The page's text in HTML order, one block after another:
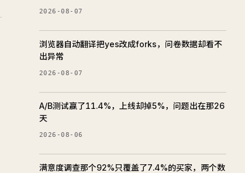
2026-08-07
浏览器自动翻译把yes改成forks，问卷数据却看不
出异常
2026-08-07
A/B测试赢了11.4%，上线却掉5%，问题出在那26
天
2026-08-06
满意度调查那个92%只覆盖了7.4%的买家，两个数